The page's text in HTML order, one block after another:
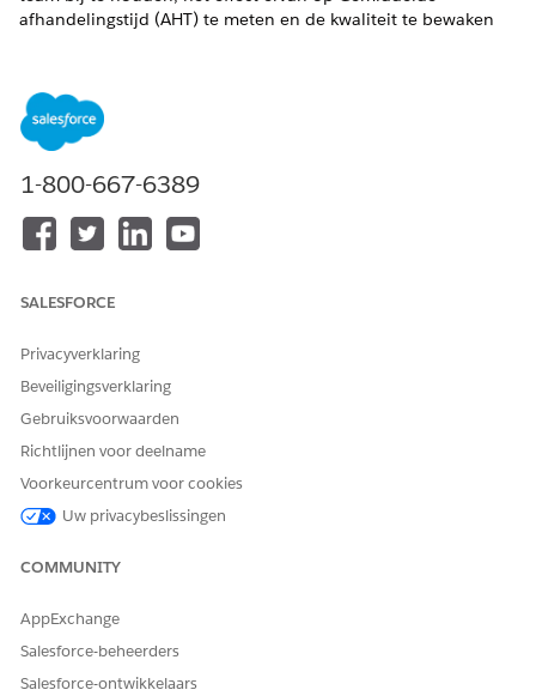
afhandelingstijd (AHT) te meten en de kwaliteit te bewaken
Ondersteunde editions weergeven
ZieAI-adoptie bijhouden met Service AI Adoption and
Service AI Adoption en Analytics.
Laat ons weten wat we kunnen doen om te verbeteren!
1-800-667-6389
SALESFORCE
Privacyverklaring
Beveiligingsverklaring
Gebruiksvoorwaarden
Richtlijnen voor deelname
Voorkeurcentrum voor cookies
Uw privacybeslissingen
COMMUNITY
AppExchange
Salesforce-beheerders
Salesforce-ontwikkelaars